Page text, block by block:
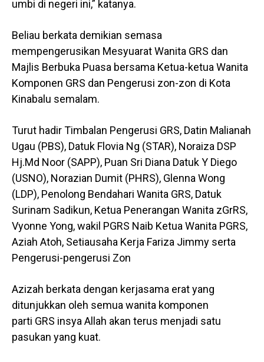
umbi di negeri ini,” katanya.
Beliau berkata demikian semasa
mempengerusikan Mesyuarat Wanita GRS dan
Majlis Berbuka Puasa bersama Ketua-ketua Wanita
Komponen GRS dan Pengerusi zon-zon di Kota
Kinabalu semalam.
Turut hadir Timbalan Pengerusi GRS, Datin Malianah
Ugau (PBS), Datuk Flovia Ng (STAR), Noraiza DSP
Hj.Md Noor (SAPP), Puan Sri Diana Datuk Y Diego
(USNO), Norazian Dumit (PHRS), Glenna Wong
(LDP), Penolong Bendahari Wanita GRS, Datuk
Surinam Sadikun, Ketua Penerangan Wanita zGrRS,
Vyonne Yong, wakil PGRS Naib Ketua Wanita PGRS,
Aziah Atoh, Setiausaha Kerja Fariza Jimmy serta
Pengerusi-pengerusi Zon
Azizah berkata dengan kerjasama erat yang
ditunjukkan oleh semua wanita komponen
parti GRS insya Allah akan terus menjadi satu
pasukan yang kuat.